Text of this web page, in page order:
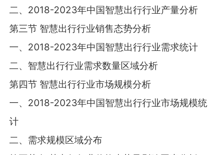
二、2018-2023年中国智慧出行行业产量分析
第三节 智慧出行行业销售态势分析
一、2018-2023年中国智慧出行行业需求统计
二、智慧出行行业需求数量区域分析
第四节 智慧出行行业市场规模分析
一、2018-2023年中国智慧出行行业市场规模统
计
二、需求规模区域分布